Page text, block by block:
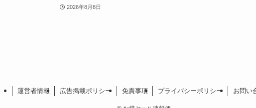
2026年8月8日
運営者情報 広告掲載ポリシー 免責事項 プライバシーポリシー お問い